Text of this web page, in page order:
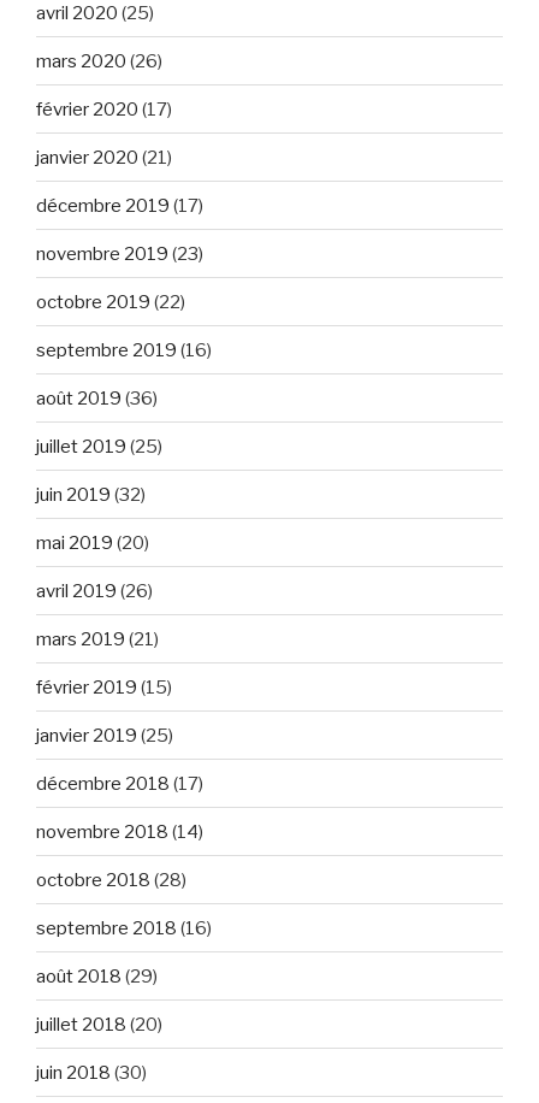
avril 2020 (25)
mars 2020 (26)
février 2020 (17)
janvier 2020 (21)
décembre 2019 (17)
novembre 2019 (23)
octobre 2019 (22)
septembre 2019 (16)
août 2019 (36)
juillet 2019 (25)
juin 2019 (32)
mai 2019 (20)
avril 2019 (26)
mars 2019 (21)
février 2019 (15)
janvier 2019 (25)
décembre 2018 (17)
novembre 2018 (14)
octobre 2018 (28)
septembre 2018 (16)
août 2018 (29)
juillet 2018 (20)
juin 2018 (30)